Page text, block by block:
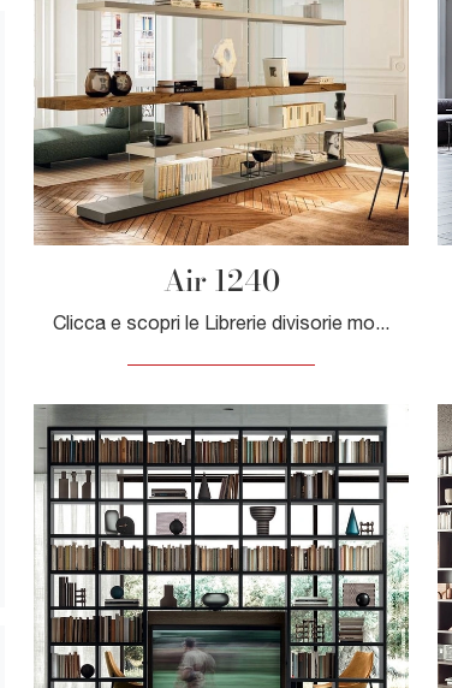
Air 1240
Clicca e scopri le Librerie divisorie moderne! Il modello Air 1240 Lago saprà ultimare un living pratico e dinamico.